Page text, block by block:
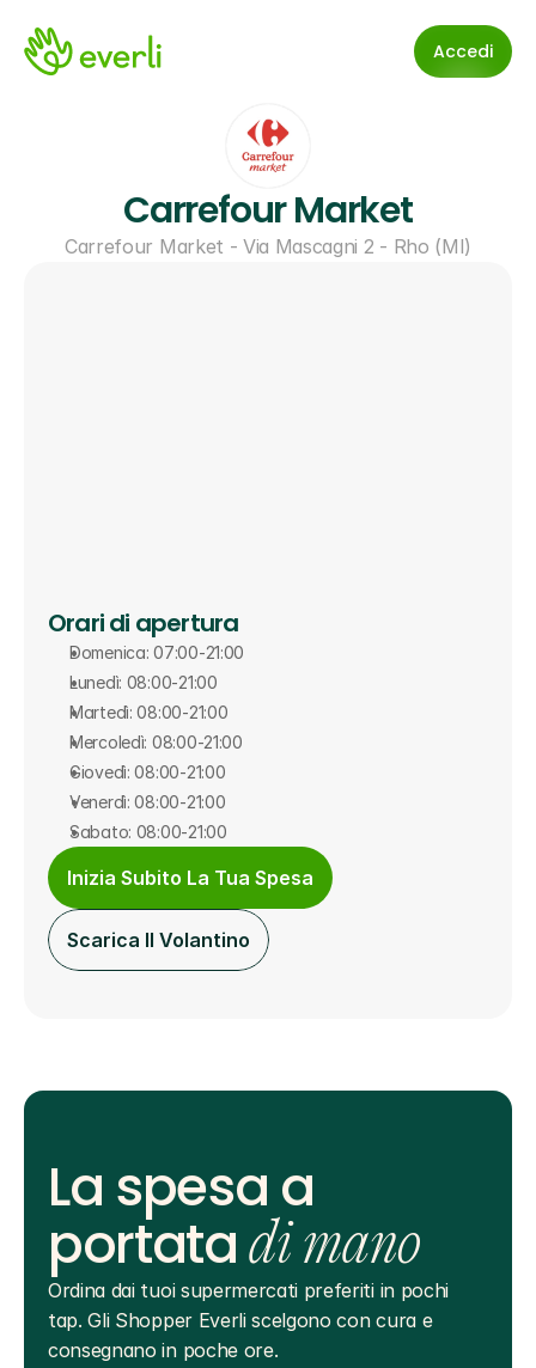
Accedi
Carrefour Market
Carrefour Market - Via Mascagni 2 - Rho (MI)
Orari di apertura
Domenica: 07:00-21:00
Lunedì: 08:00-21:00
Martedì: 08:00-21:00
Mercoledì: 08:00-21:00
Giovedì: 08:00-21:00
Venerdì: 08:00-21:00
Sabato: 08:00-21:00
Inizia Subito La Tua Spesa
Scarica Il Volantino
La spesa a
portatadi mano
Ordina dai tuoi supermercati preferiti in pochi
tap. Gli Shopper Everli scelgono con cura e
consegnano in poche ore.